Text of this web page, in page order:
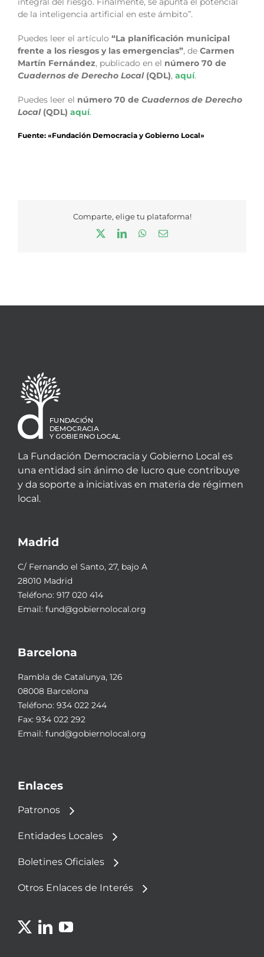
de la inteligencia artificial en este ámbito”.
Puedes leer el artículo “La planificación municipal
frente a los riesgos y las emergencias”, de Carmen
Martín Fernández, publicado en el número 70 de
Cuadernos de Derecho Local(QDL), aquí.
Puedes leer el número 70 de Cuadernos de Derecho
Local(QDL) aquí.
Fuente: «Fundación Democracia y Gobierno Local»
Comparte, elige tu plataforma!
LinkedInWhatsApp
Correo
La Fundación Democracia y Gobierno Local es
una entidad sin ánimo de lucro que contribuye
y da soporte a iniciativas en materia de régimen
local.
Madrid
C/ Fernando el Santo, 27, bajo A
28010 Madrid
Teléfono: 917 020 414
Email: fund@gobiernolocal.org
Barcelona
Rambla de Catalunya, 126
08008 Barcelona
Teléfono: 934 022 244
Fax: 934 022 292
Email: fund@gobiernolocal.org
Enlaces
Patronos
Entidades Locales
Boletines Oficiales
Otros Enlaces de Interés